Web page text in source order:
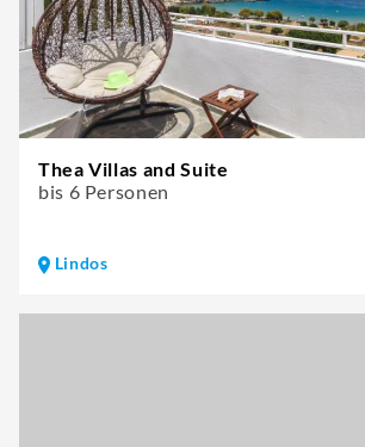
Thea Villas and Suite
bis 6 Personen
Lindos